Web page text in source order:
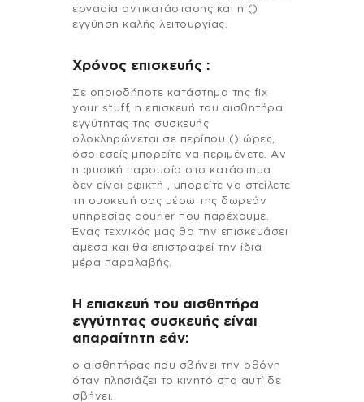
εργασία αντικατάστασης και η ()
εγγύηση καλής λειτουργίας.
Χρόνος επισκευής :
Σε οποιοδήποτε κατάστημα της fix
your stuff, η επισκευή του αισθητήρα
εγγύτητας της συσκευής
ολοκληρώνεται σε περίπου () ώρες,
όσο εσείς μπορείτε να περιμένετε. Αν
η φυσική παρουσία στο κατάστημα
δεν είναι εφικτή , μπορείτε να στείλετε
τη συσκευή σας μέσω της δωρεάν
υπηρεσίας courier που παρέχουμε.
Ένας τεχνικός μας θα την επισκευάσει
άμεσα και θα επιστραφεί την ίδια
μέρα παραλαβής.
Η επισκευή του αισθητήρα
εγγύτητας συσκευής είναι
απαραίτητη εάν:
ο αισθητήρας που σβήνει την οθόνη
όταν πλησιάζει το κινητό στο αυτί δε
σβήνει.